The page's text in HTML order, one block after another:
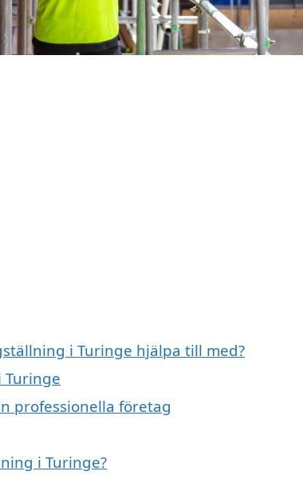
i Turinge hjälpa till med?
professionella företag
i Turinge?